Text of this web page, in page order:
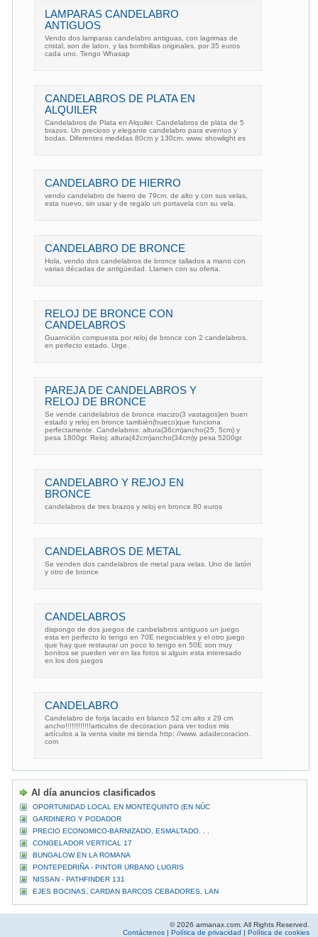
LAMPARAS CANDELABRO
ANTIGUOS
Vendo dos lamparas candelabro antiguas, con lagrimas de
cristal, son de laton, y las bombillas originales. por 35 euros
cada uno. Tengo Whasap
CANDELABROS DE PLATA EN
ALQUILER
Candelabros de Plata en Alquiler. Candelabros de plata de 5
brazos. Un precioso y elegante candelabro para eventos y
bodas. Diferentes medidas 80cm y 130cm. www. showlight es
CANDELABRO DE HIERRO
vendo candelabro de hierro de 79cm. de alto y con sus velas,
esta nuevo, sin usar y de regalo un portavela con su vela.
CANDELABRO DE BRONCE
Hola, vendo dos candelabros de bronce tallados a mano con
varias décadas de antigüedad. Llamen con su oferta.
RELOJ DE BRONCE CON
CANDELABROS
Guarnición compuesta por reloj de bronce con 2 candelabros,
en perfecto estado. Urge.
PAREJA DE CANDELABROS Y
RELOJ DE BRONCE
Se vende candelabros de bronce macizo(3 vastagos)en buen
estado y reloj en bronce también(hueco)que funciona
perfectamente. Candelabros: altura(36cm)ancho(25, 5cm) y
pesa 1800gr. Reloj: altura(42cm)ancho(34cm)y pesa 5200gr.
CANDELABRO Y REJOJ EN
BRONCE
candelabros de tres brazos y reloj en bronce 80 euros
CANDELABROS DE METAL
Se venden dos candelabros de metal para velas. Uno de latón
y otro de bronce
CANDELABROS
dispongo de dos juegos de canbelabros antiguos un juego
esta en perfecto lo tengo en 70E negociables y el otro juego
que hay que restaurar un poco lo tengo en 50E son muy
bonitos se pueden ver en las fotos si alguin esta interesado
en los dos juegos
CANDELABRO
Candelabro de forja lacado en blanco 52 cm alto x 29 cm
ancho!!!!!!!!!!!!articulos de decoracion para ver todos mis
artículos a la venta visite mi tienda http: //www. adadecoracion.
com
Al día anuncios clasificados
OPORTUNIDAD LOCAL EN MONTEQUINTO (EN NÚC
GARDINERO Y PODADOR
PRECIO ECONOMICO-BARNIZADO, ESMALTADO. . .
CONGELADOR VERTICAL 17
BUNGALOW EN LA ROMANA
PONTEPEDRIÑA - PINTOR URBANO LUGRIS
NISSAN - PATHFINDER 131
EJES BOCINAS, CARDAN BARCOS CEBADORES, LAN
© 2026 armanax.com. All Rights Reserved.
Contáctenos | Política de privacidad | Política de cookies